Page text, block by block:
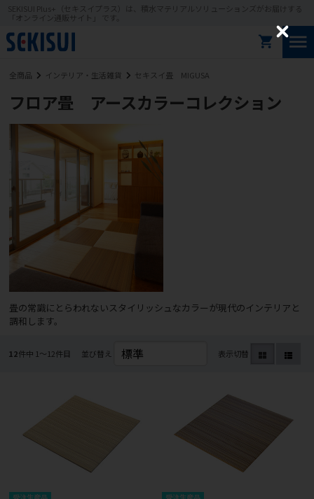
SEKISUI Plus+（セキスイプラス）は、積水マテリアルソリューションズがお届けする
「オンライン通販サイト」 です。
全商品 インテリア・生活雑貨 セキスイ畳 MIGUSA
フロア畳 アースカラーコレクション
畳の常識にとらわれないスタイリッシュなカラーが現代のインテリアと
調和します。
12件中 1〜12件目 並び替え 表示切替
C